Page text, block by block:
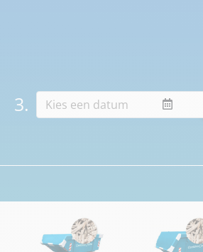
3.